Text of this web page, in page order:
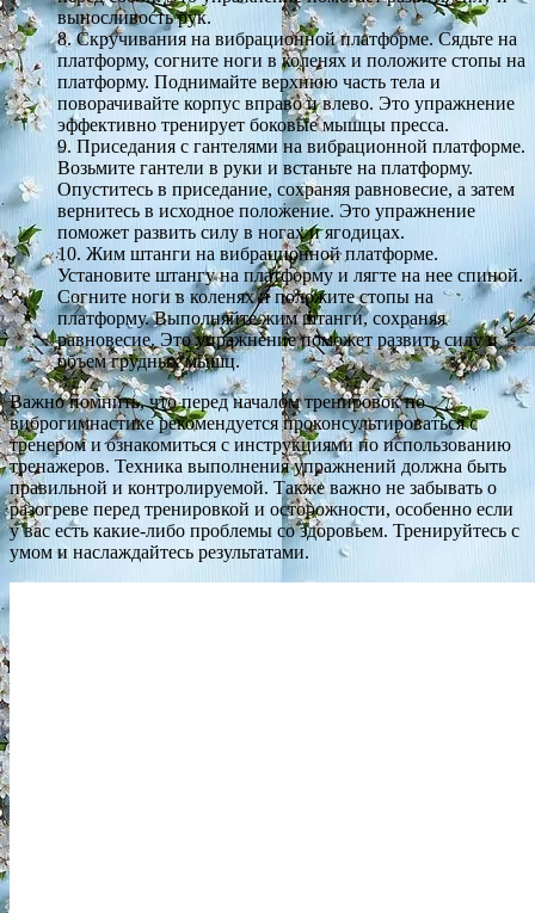
выносливость рук.
8. Скручивания на вибрационной платформе. Сядьте на
платформу, согните ноги в коленях и положите стопы на
платформу. Поднимайте верхнюю часть тела и
поворачивайте корпус вправо и влево. Это упражнение
эффективно тренирует боковые мышцы пресса.
9. Приседания с гантелями на вибрационной платформе.
Возьмите гантели в руки и встаньте на платформу.
Опуститесь в приседание, сохраняя равновесие, а затем
вернитесь в исходное положение. Это упражнение
поможет развить силу в ногах и ягодицах.
10. Жим штанги на вибрационной платформе.
Установите штангу на платформу и лягте на нее спиной.
Согните ноги в коленях и положите стопы на
платформу. Выполняйте жим штанги, сохраняя
равновесие. Это упражнение поможет развить силу и
объем грудных мышц.
Важно помнить, что перед началом тренировок по
виброгимнастике рекомендуется проконсультироваться с
тренером и ознакомиться с инструкциями по использованию
тренажеров. Техника выполнения упражнений должна быть
правильной и контролируемой. Также важно не забывать о
разогреве перед тренировкой и осторожности, особенно если
у вас есть какие-либо проблемы со здоровьем. Тренируйтесь с
умом и наслаждайтесь результатами.